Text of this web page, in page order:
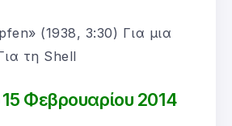
(1938, 3:30) Για μια
τη Shell
Φεβρουαρίου 2014